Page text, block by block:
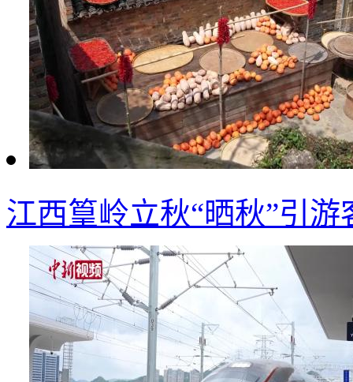
江西篁岭立秋“晒秋”引游